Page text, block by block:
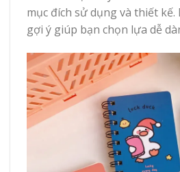
mục đích sử dụng và thiết
gợi ý giúp bạn chọn lựa dễ